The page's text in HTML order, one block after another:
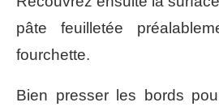
pâte feuilletée
fourchette.
Bien presser les bords